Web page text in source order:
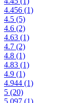
4.456 (1)
4.5 (5)
4.6 (2)
4.63 (1)
4.7 (2)
4.8 (1)
4.83 (1)
4.9 (1)
4.944 (1)
5 (20)
5.097 (1)